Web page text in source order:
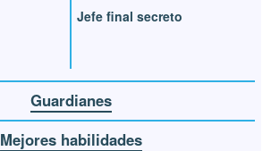
Jefe final secreto
Guardianes
Mejores habilidades